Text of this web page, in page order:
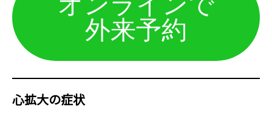
外来予約
心拡大の症状